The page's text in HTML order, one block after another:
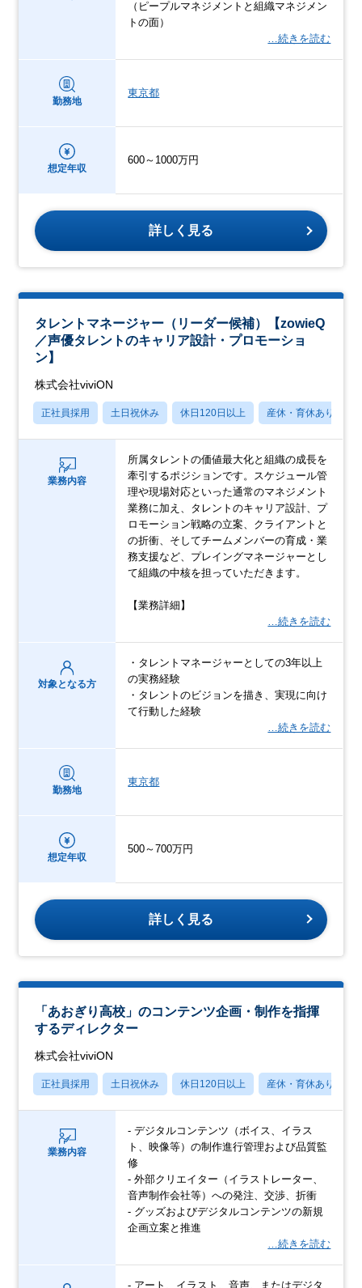
（ピープルマネジメントと組織マネジメン
トの面）
…続きを読む
勤務地
東京都
想定年収
600～1000万円
詳しく見る
タレントマネージャー（リーダー候補）【zowieQ
／声優タレントのキャリア設計・プロモーショ
ン】
株式会社viviON
正社員採用 土日祝休み 休日120日以上 産休・育休あり
業務内容
所属タレントの価値最大化と組織の成長を
牽引するポジションです。スケジュール管
理や現場対応といった通常のマネジメント
業務に加え、タレントのキャリア設計、プ
ロモーション戦略の立案、クライアントと
の折衝、そしてチームメンバーの育成・業
務支援など、プレイングマネージャーとし
て組織の中核を担っていただきます。
【業務詳細】
…続きを読む
対象となる方
・タレントマネージャーとしての3年以上
の実務経験
・タレントのビジョンを描き、実現に向け
て行動した経験
…続きを読む
勤務地
東京都
想定年収
500～700万円
詳しく見る
「あおぎり高校」のコンテンツ企画・制作を指揮
するディレクター
株式会社viviON
正社員採用 土日祝休み 休日120日以上 産休・育休あり
業務内容
- デジタルコンテンツ（ボイス、イラス
ト、映像等）の制作進行管理および品質監
修
- 外部クリエイター（イラストレーター、
音声制作会社等）への発注、交渉、折衝
- グッズおよびデジタルコンテンツの新規
企画立案と推進
…続きを読む
- アート、イラスト、音声、またはデジタ